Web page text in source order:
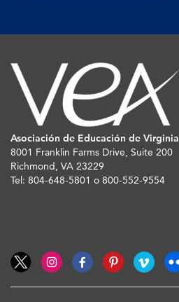
Asociación de Educación de Virginia
8001 Franklin Farms Drive, Suite 200
Richmond, VA 23229
Tel: 804-648-5801 o 800-552-9554